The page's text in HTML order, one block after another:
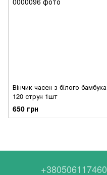
Вінчик часен з білого бамбука
120 струн 1шт
650 грн
+380506117460